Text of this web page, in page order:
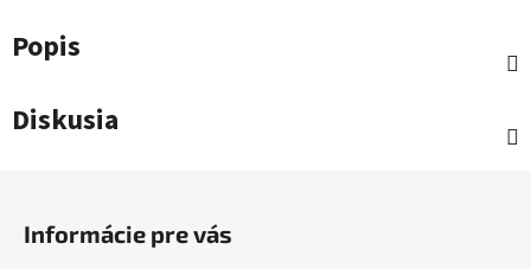
Popis
Diskusia
Informácie pre vás